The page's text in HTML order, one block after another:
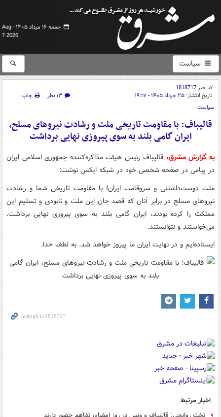
جمعه ۱۶ مرداد ۱۴۰۵ -
Aug
7 2026
سیاست
کد خبر1818717
تاریخ انتشار: ۲۵ خرداد ۱۴۰۵ - ۱۹:۱۷ ۱۳ نظر
چاپ
سیاست
قالیباف: با مقاومت تاریخی ملت و رشادت نیروهای مسلح،
ایران گامی بلند به سوی پیروزی نهایی برداشت
به گزارش مشرق، قالیباف رئیس هیئت مذاکره‌کننده جمهوری اسلامی ایران
در پیامی در صفحه شخصی خود در شبکه ایکس نوشت:
ملت دوست‌داشتنی و سروقامت ایران! با مقاومت تاریخی شما و رشادت
نیروهای مسلح در برابر آنان که قصد جان این ملت و نابودی و تسلیم این
مملکت را کرده بودند، ایران گامی بلند به سوی پیروزی نهایی برداشت.
می‌خواستند و نتوانستند.
ایستاده‌ایم و در نهایت ایران ما پیروز خواهد شد. به لطف خدا.
اخبار مرتبط